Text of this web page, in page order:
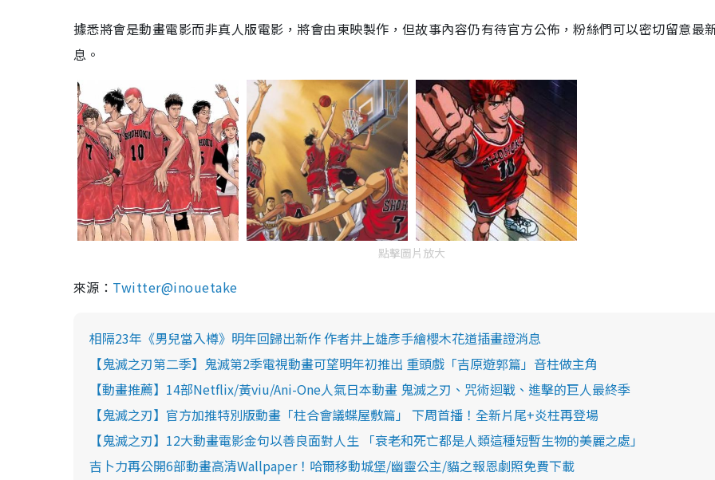
據悉將會是動畫電影而非真人版電影，將會由東映製作，但故事內容仍有待官方公佈，粉絲們可以密切留意最
息。
點擊圖片放大
來源： Twitter@inouetake
相隔23年《男兒當入樽》明年回歸出新作 作者井上雄彥手繪櫻木花道插畫證消息
【鬼滅之刃第二季】鬼滅第2季電視動畫可望明年初推出 重頭戲「吉原遊郭篇」音柱做主角
【動畫推薦】14部Netflix/黃viu/Ani-One人氣日本動畫 鬼滅之刃、咒術迴戰、進擊的巨人最終季
【鬼滅之刃】官方加推特別版動畫「柱合會議蝶屋敷篇」 下周首播！全新片尾+炎柱再登場
【鬼滅之刃】12大動畫電影金句以善良面對人生 「衰老和死亡都是人類這種短暫生物的美麗之處」
吉卜力再公開6部動畫高清Wallpaper！哈爾移動城堡/幽靈公主/貓之報恩劇照免費下載